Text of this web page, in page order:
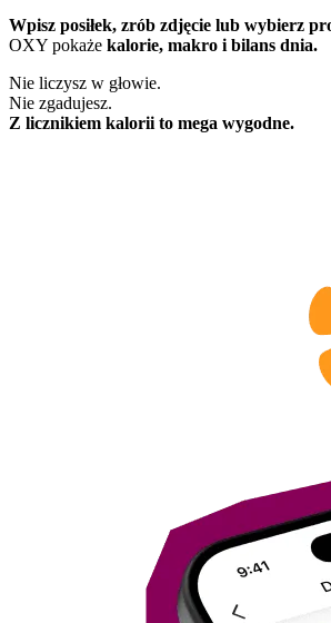
Wpisz posiłek, zrób zdjęcie lub wybierz
OXY pokaże kalorie, makro i bilans dnia.
Nie liczysz w głowie.
Nie zgadujesz.
Z licznikiem kalorii to mega wygodne.